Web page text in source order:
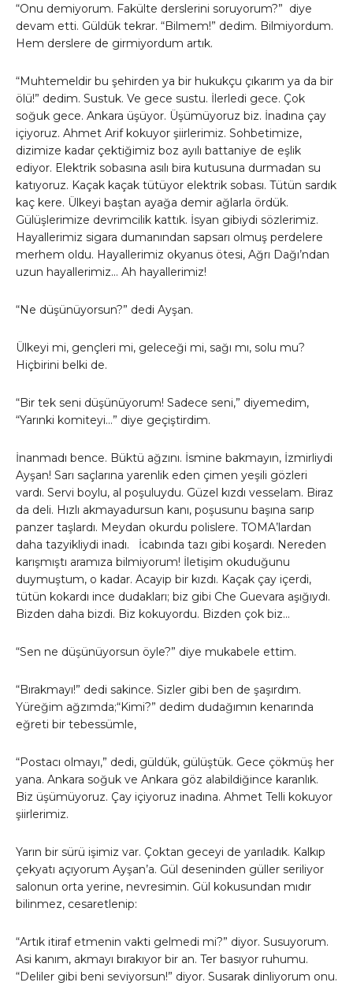
“Onu demiyorum. Fakülte derslerini soruyorum?” diye
devam etti. Güldük tekrar. “Bilmem!” dedim. Bilmiyordum.
Hem derslere de girmiyordum artık.
“Muhtemeldir bu şehirden ya bir hukukçu çıkarım ya da bir
ölü!” dedim. Sustuk. Ve gece sustu. İlerledi gece. Çok
soğuk gece. Ankara üşüyor. Üşümüyoruz biz. İnadına çay
içiyoruz. Ahmet Arif kokuyor şiirlerimiz. Sohbetimize,
dizimize kadar çektiğimiz boz ayılı battaniye de eşlik
ediyor. Elektrik sobasına asılı bira kutusuna durmadan su
katıyoruz. Kaçak kaçak tütüyor elektrik sobası. Tütün sardık
kaç kere. Ülkeyi baştan ayağa demir ağlarla ördük.
Gülüşlerimize devrimcilik kattık. İsyan gibiydi sözlerimiz.
Hayallerimiz sigara dumanından sapsarı olmuş perdelere
merhem oldu. Hayallerimiz okyanus ötesi, Ağrı Dağı’ndan
uzun hayallerimiz… Ah hayallerimiz!
“Ne düşünüyorsun?” dedi Ayşan.
Ülkeyi mi, gençleri mi, geleceği mi, sağı mı, solu mu?
Hiçbirini belki de.
“Bir tek seni düşünüyorum! Sadece seni,” diyemedim,
“Yarınki komiteyi…” diye geçiştirdim.
İnanmadı bence. Büktü ağzını. İsmine bakmayın, İzmirliydi
Ayşan! Sarı saçlarına yarenlik eden çimen yeşili gözleri
vardı. Servi boylu, al poşuluydu. Güzel kızdı vesselam. Biraz
da deli. Hızlı akmayadursun kanı, poşusunu başına sarıp
panzer taşlardı. Meydan okurdu polislere. TOMA’lardan
daha tazyikliydi inadı. İcabında tazı gibi koşardı. Nereden
karışmıştı aramıza bilmiyorum! İletişim okuduğunu
duymuştum, o kadar. Acayip bir kızdı. Kaçak çay içerdi,
tütün kokardı ince dudakları; biz gibi Che Guevara aşığıydı.
Bizden daha bizdi. Biz kokuyordu. Bizden çok biz…
“Sen ne düşünüyorsun öyle?” diye mukabele ettim.
“Bırakmayı!” dedi sakince. Sizler gibi ben de şaşırdım.
Yüreğim ağzımda;“Kimi?” dedim dudağımın kenarında
eğreti bir tebessümle,
“Postacı olmayı,” dedi, güldük, gülüştük. Gece çökmüş her
yana. Ankara soğuk ve Ankara göz alabildiğince karanlık.
Biz üşümüyoruz. Çay içiyoruz inadına. Ahmet Telli kokuyor
şiirlerimiz.
Yarın bir sürü işimiz var. Çoktan geceyi de yarıladık. Kalkıp
çekyatı açıyorum Ayşan’a. Gül deseninden güller seriliyor
salonun orta yerine, nevresimin. Gül kokusundan mıdır
bilinmez, cesaretlenip:
“Artık itiraf etmenin vakti gelmedi mi?” diyor. Susuyorum.
Asi kanım, akmayı bırakıyor bir an. Ter basıyor ruhumu.
“Deliler gibi beni seviyorsun!” diyor. Susarak dinliyorum onu.